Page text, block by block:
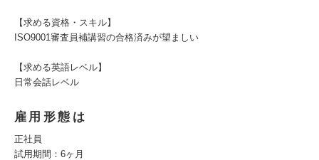
【求める資格・スキル】
ISO9001審査員補講習の合格済みが望ましい
【求める英語レベル】
日常会話レベル
雇用形態は
正社員
試用期間：6ヶ月